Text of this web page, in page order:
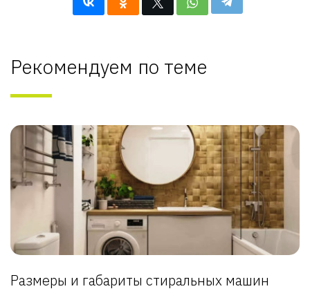
Рекомендуем по теме
Размеры и габариты стиральных машин